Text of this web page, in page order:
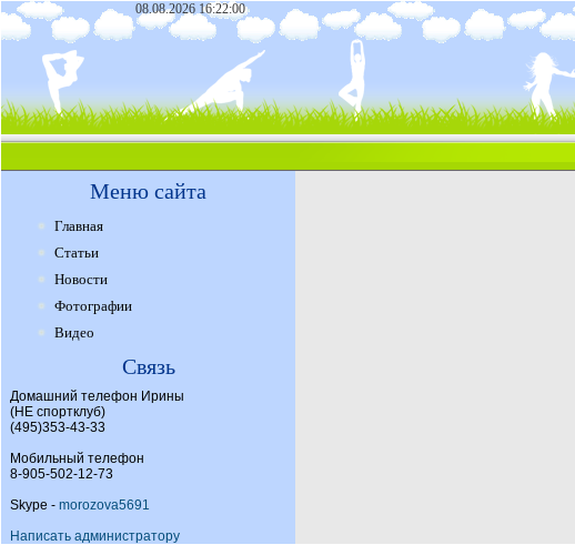
08.08.2026 16:22:00
Меню сайта
Главная
Статьи
Новости
Фотографии
Видео
Связь
Домашний телефон Ирины
(НЕ спортклуб)
(495)353-43-33
Мобильный телефон
8-905-502-12-73
Skype - morozova5691
Написать администратору